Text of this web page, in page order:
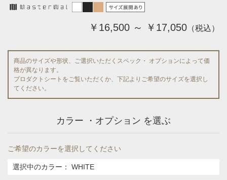
￥16,500 ～ ￥17,050 （税込）
商品のサイズや形状、ご選択いただくスペック・ オプションによって価
格が異なります。
プロダクトシートをご覧いただくか、下記よりご希望のサイズを選択し
てください。
カラー ・オプション を選ぶ
ご希望のカラーを選択してください
選択中のカラー： WHITE